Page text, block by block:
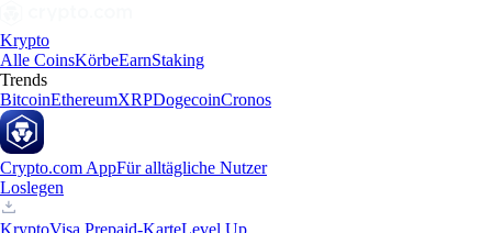
Krypto
Alle CoinsKörbeEarnStaking
Trends
BitcoinEthereumXRPDogecoinCronos
Crypto.com AppFür alltägliche Nutzer
Loslegen
KryptoVisa Prepaid-KarteLevel Up